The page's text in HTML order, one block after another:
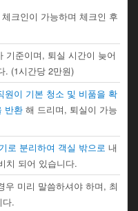
크인이 가능하며 체크인 후
기준이며, 퇴실 시간이 늦어
. (1시간당 2만원)
원이 기본 청소 및 비품을 확
반환해 드리며, 퇴실이 가능
로 분리하여 객실 밖으로 내
치 되어 있습니다.
우 미리 말씀하셔야 하며, 최
다.